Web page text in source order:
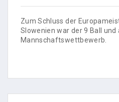
Zum Schluss der
Slowenien war der 9 Ball und
Mannschaftswettbewerb.